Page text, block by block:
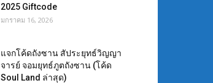
2025 Giftcode
มกราคม 16, 2026
แจกโค้ดถังซาน สัประยุทธ์วิญญา
จารย์ จอมยุทธ์ภูตถังซาน (โค้ด
Soul Land ล่าสุด)